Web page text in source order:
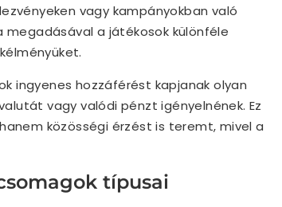
vagy kampányokban való
megadásával a játékosok különféle
ingyenes hozzáférést kapjanak olyan
vagy valódi pénzt igényelnének. Ez
közösségi érzést is teremt, mivel a
típusai